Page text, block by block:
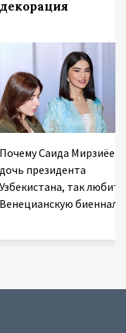
декорация
Почему Саида
дочь президента
Узбекистана, так любит
Венецианскую биеннале